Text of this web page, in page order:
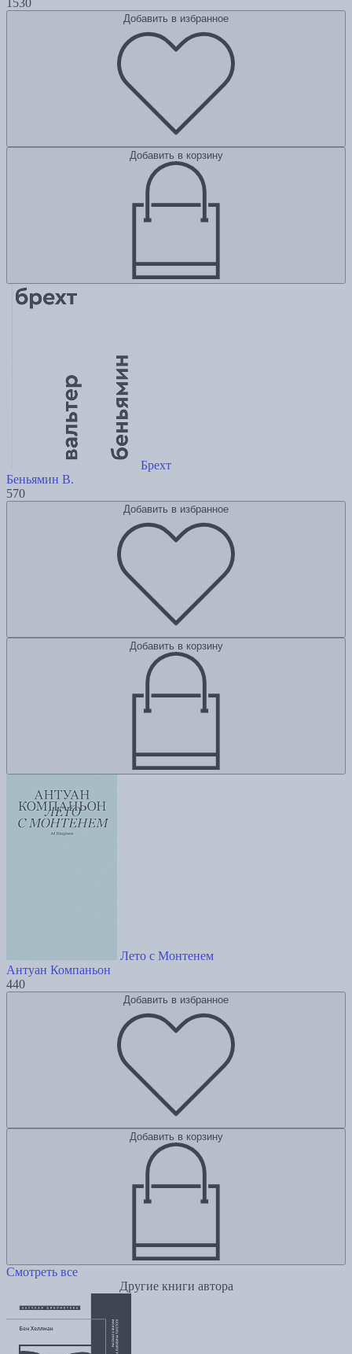
1530
Добавить в избранное
Добавить в корзину
Брехт
Беньямин В.
570
Добавить в избранное
Добавить в корзину
Лето с Монтенем
Антуан Компаньон
440
Добавить в избранное
Добавить в корзину
Смотреть все
Другие книги автора